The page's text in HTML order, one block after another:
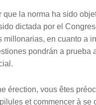
la norma ha sido
dictada por el
en cuanto a
pondrán a
érection, vous êtes
et commencer à se